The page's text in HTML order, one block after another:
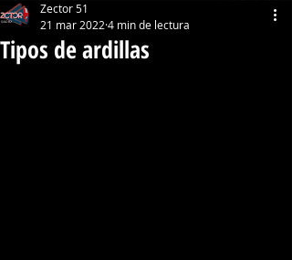
Tipos de ardillas
Zector 51
21 mar 2022 4 min de lectura